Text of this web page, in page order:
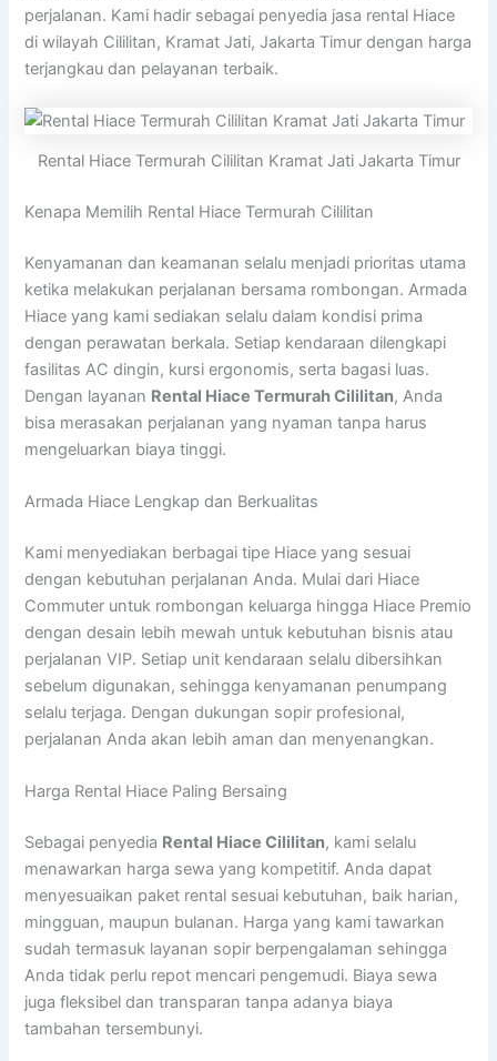
perjalanan. Kami hadir sebagai penyedia jasa rental Hiace
di wilayah Cililitan, Kramat Jati, Jakarta Timur dengan harga
terjangkau dan pelayanan terbaik.
Rental Hiace Termurah Cililitan Kramat Jati Jakarta Timur
Kenapa Memilih Rental Hiace Termurah Cililitan
Kenyamanan dan keamanan selalu menjadi prioritas utama
ketika melakukan perjalanan bersama rombongan. Armada
Hiace yang kami sediakan selalu dalam kondisi prima
dengan perawatan berkala. Setiap kendaraan dilengkapi
fasilitas AC dingin, kursi ergonomis, serta bagasi luas.
Dengan layanan Rental Hiace Termurah Cililitan, Anda
bisa merasakan perjalanan yang nyaman tanpa harus
mengeluarkan biaya tinggi.
Armada Hiace Lengkap dan Berkualitas
Kami menyediakan berbagai tipe Hiace yang sesuai
dengan kebutuhan perjalanan Anda. Mulai dari Hiace
Commuter untuk rombongan keluarga hingga Hiace Premio
dengan desain lebih mewah untuk kebutuhan bisnis atau
perjalanan VIP. Setiap unit kendaraan selalu dibersihkan
sebelum digunakan, sehingga kenyamanan penumpang
selalu terjaga. Dengan dukungan sopir profesional,
perjalanan Anda akan lebih aman dan menyenangkan.
Harga Rental Hiace Paling Bersaing
Sebagai penyedia Rental Hiace Cililitan, kami selalu
menawarkan harga sewa yang kompetitif. Anda dapat
menyesuaikan paket rental sesuai kebutuhan, baik harian,
mingguan, maupun bulanan. Harga yang kami tawarkan
sudah termasuk layanan sopir berpengalaman sehingga
Anda tidak perlu repot mencari pengemudi. Biaya sewa
juga fleksibel dan transparan tanpa adanya biaya
tambahan tersembunyi.